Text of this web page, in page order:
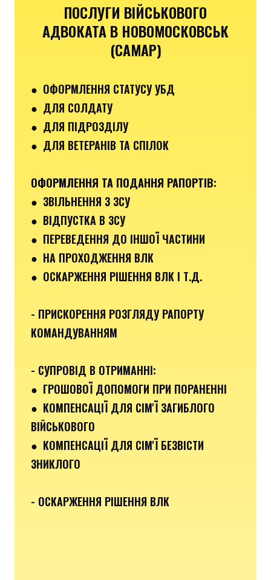
ПОСЛУГИ ВІЙСЬКОВОГО
АДВОКАТА В НОВОМОСКОВСЬК
(САМАР)
● ОФОРМЛЕННЯ СТАТУСУ УБД
● ДЛЯ СОЛДАТУ
● ДЛЯ ПІДРОЗДІЛУ
● ДЛЯ ВЕТЕРАНІВ ТА СПІЛОК
ОФОРМЛЕННЯ ТА ПОДАННЯ РАПОРТІВ:
● ЗВІЛЬНЕННЯ З ЗСУ
● ВІДПУСТКА В ЗСУ
● ПЕРЕВЕДЕННЯ ДО ІНШОЇ ЧАСТИНИ
● НА ПРОХОДЖЕННЯ ВЛК
● ОСКАРЖЕННЯ РІШЕННЯ ВЛК І Т.Д.
- ПРИСКОРЕННЯ РОЗГЛЯДУ РАПОРТУ
КОМАНДУВАННЯМ
- СУПРОВІД В ОТРИМАННІ:
● ГРОШОВОЇ ДОПОМОГИ ПРИ ПОРАНЕННІ
● КОМПЕНСАЦІЇ ДЛЯ СІМ'Ї ЗАГИБЛОГО
ВІЙСЬКОВОГО
● КОМПЕНСАЦІЇ ДЛЯ СІМ'Ї БЕЗВІСТИ
ЗНИКЛОГО
- ОСКАРЖЕННЯ РІШЕННЯ ВЛК